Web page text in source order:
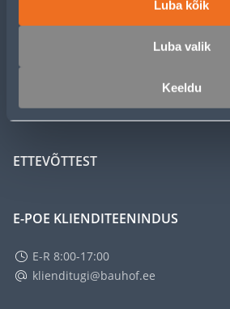
Luba kõik
Luba valik
Keeldu
KLIENDITEENINDUS
TEENUSED
MEISTRIKLUBI
ETTEVÕTTEST
E-POE KLIENDITEENINDUS
E-R 8:00-17:00
klienditugi@bauhof.ee